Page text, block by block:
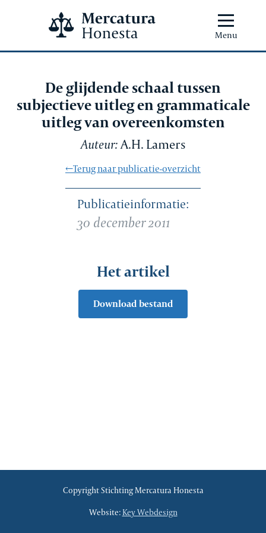
Menu
De glijdende schaal tussen
subjectieve uitleg en grammaticale
uitleg van overeenkomsten
Auteur:A.H. Lamers
←Terug naar publicatie-overzicht
Publicatieinformatie:
30 december 2011
Het artikel
Download bestand
Copyright Stichting Mercatura Honesta
Website: Key Webdesign